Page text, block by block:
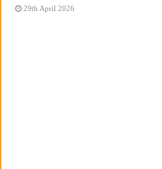
29th April 2026